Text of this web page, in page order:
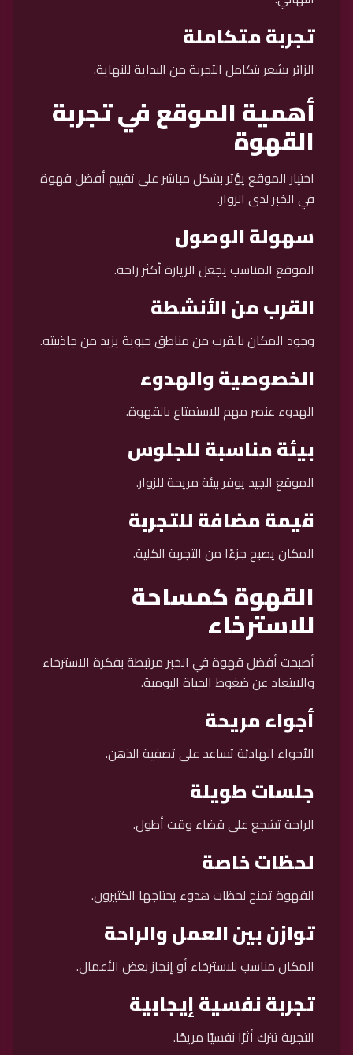
تجربة متكاملة
الزائر يشعر بتكامل التجربة من البداية للنهاية.
أهمية الموقع في تجربة
القهوة
اختيار الموقع يؤثر بشكل مباشر على تقييم أفضل قهوة
في الخبر لدى الزوار.
سهولة الوصول
الموقع المناسب يجعل الزيارة أكثر راحة.
القرب من الأنشطة
وجود المكان بالقرب من مناطق حيوية يزيد من جاذبيته.
الخصوصية والهدوء
الهدوء عنصر مهم للاستمتاع بالقهوة.
بيئة مناسبة للجلوس
الموقع الجيد يوفر بيئة مريحة للزوار.
قيمة مضافة للتجربة
المكان يصبح جزءًا من التجربة الكلية.
القهوة كمساحة
للاسترخاء
أصبحت أفضل قهوة في الخبر مرتبطة بفكرة الاسترخاء
والابتعاد عن ضغوط الحياة اليومية.
أجواء مريحة
الأجواء الهادئة تساعد على تصفية الذهن.
جلسات طويلة
الراحة تشجع على قضاء وقت أطول.
لحظات خاصة
القهوة تمنح لحظات هدوء يحتاجها الكثيرون.
توازن بين العمل والراحة
المكان مناسب للاسترخاء أو إنجاز بعض الأعمال.
تجربة نفسية إيجابية
التجربة تترك أثرًا نفسيًا مريحًا.